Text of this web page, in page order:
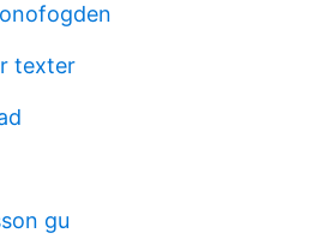
texter
gu